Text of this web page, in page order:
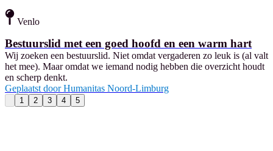
Venlo
Bestuurslid met een goed hoofd en een warm hart
Wij zoeken een bestuurslid. Niet omdat vergaderen zo leuk is (al valt
het mee). Maar omdat we iemand nodig hebben die overzicht houdt
en scherp denkt.
Geplaatst door Humanitas Noord-Limburg
1 2 3 4 5